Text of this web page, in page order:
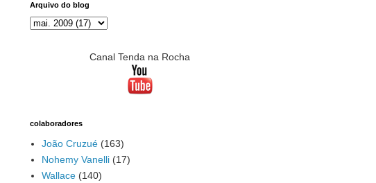
Arquivo do blog
Canal Tenda na Rocha
colaboradores
João Cruzué (163)
Nohemy Vanelli (17)
Wallace (140)